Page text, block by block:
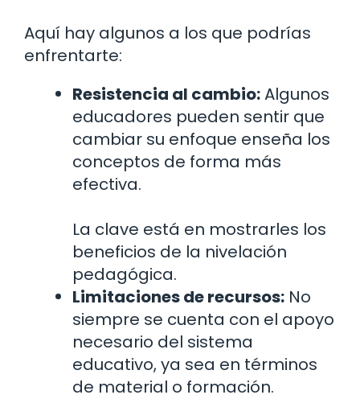
Aquí hay algunos a los que podrías
enfrentarte:
Resistencia al cambio:Algunos
educadores pueden sentir que
cambiar su enfoque enseña los
conceptos de forma más
efectiva.
La clave está en mostrarles los
beneficios de la nivelación
pedagógica.
Limitaciones de recursos: No
siempre se cuenta con el apoyo
necesario del sistema
educativo, ya sea en términos
de material o formación.